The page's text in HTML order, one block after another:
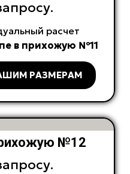
расчет
в прихожую №11
РАЗМЕРАМ
№12